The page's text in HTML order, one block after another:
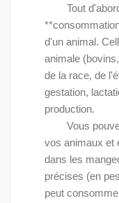
Tout
d'un animal.
animale
de la race, de
gestation,
production.
Vous pouvez
vos animaux et
dans les
précises (en
peut